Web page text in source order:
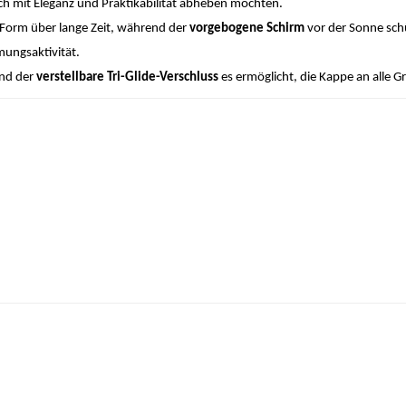
mit Eleganz und Praktikabilität abheben möchten.
über lange Zeit, während der vorgebogene Schirm vor der Sonne
der verstellbare Tri-Glide-Verschluss es ermöglicht, die Kappe an alle